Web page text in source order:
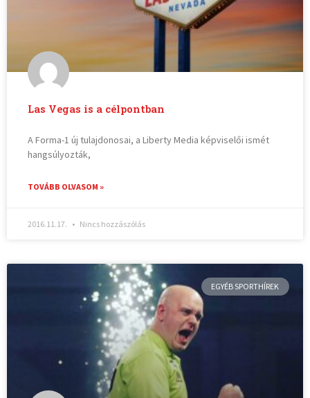
Las Vegas is a célpontban
A Forma-1 új tulajdonosai, a Liberty Media képviselői ismét
hangsúlyozták,
TOVÁBB OLVASOM »
2016.11.17. Nincs hozzászólás
EGYÉB SPORTHÍREK